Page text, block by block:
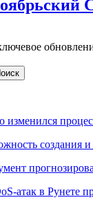
изменился
создания
атак в Рунете